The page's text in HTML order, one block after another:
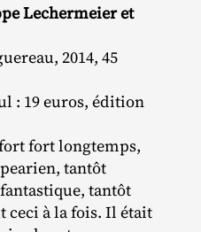
Lechermeier et
2014, 45
: 19 euros, édition
fort longtemps,
tantôt
tantôt
ceci à la fois. Il était